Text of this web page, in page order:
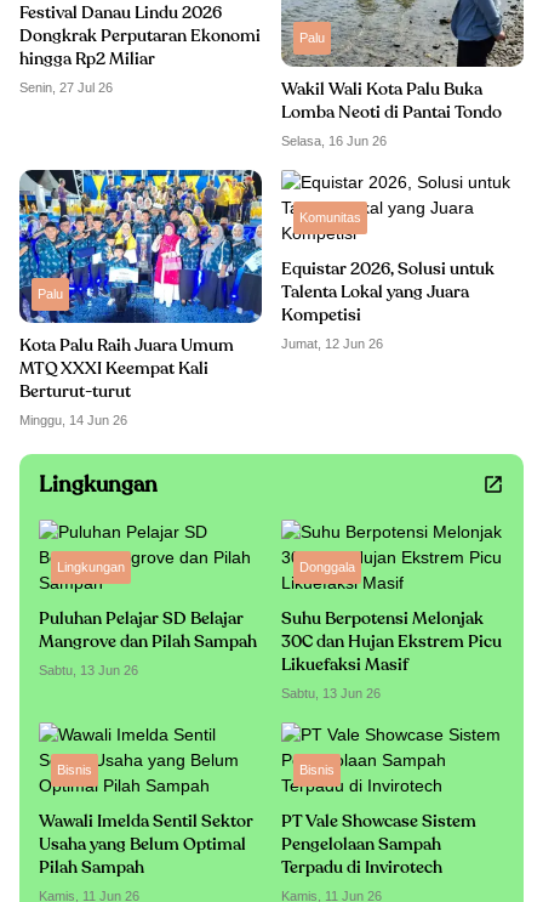
Festival Danau Lindu 2026
Dongkrak Perputaran Ekonomi
hingga Rp2 Miliar
Senin, 27 Jul 26
Palu
Wakil Wali Kota Palu Buka
Lomba Neoti di Pantai Tondo
Selasa, 16 Jun 26
Palu
Kota Palu Raih Juara Umum
MTQ XXXI Keempat Kali
Berturut-turut
Minggu, 14 Jun 26
Komunitas
Equistar 2026, Solusi untuk
Talenta Lokal yang Juara
Kompetisi
Jumat, 12 Jun 26
Lingkungan
Lingkungan
Puluhan Pelajar SD Belajar
Mangrove dan Pilah Sampah
Sabtu, 13 Jun 26
Donggala
Suhu Berpotensi Melonjak
30C dan Hujan Ekstrem Picu
Likuefaksi Masif
Sabtu, 13 Jun 26
Bisnis
Wawali Imelda Sentil Sektor
Usaha yang Belum Optimal
Pilah Sampah
Kamis, 11 Jun 26
Bisnis
PT Vale Showcase Sistem
Pengelolaan Sampah
Terpadu di Invirotech
Kamis, 11 Jun 26